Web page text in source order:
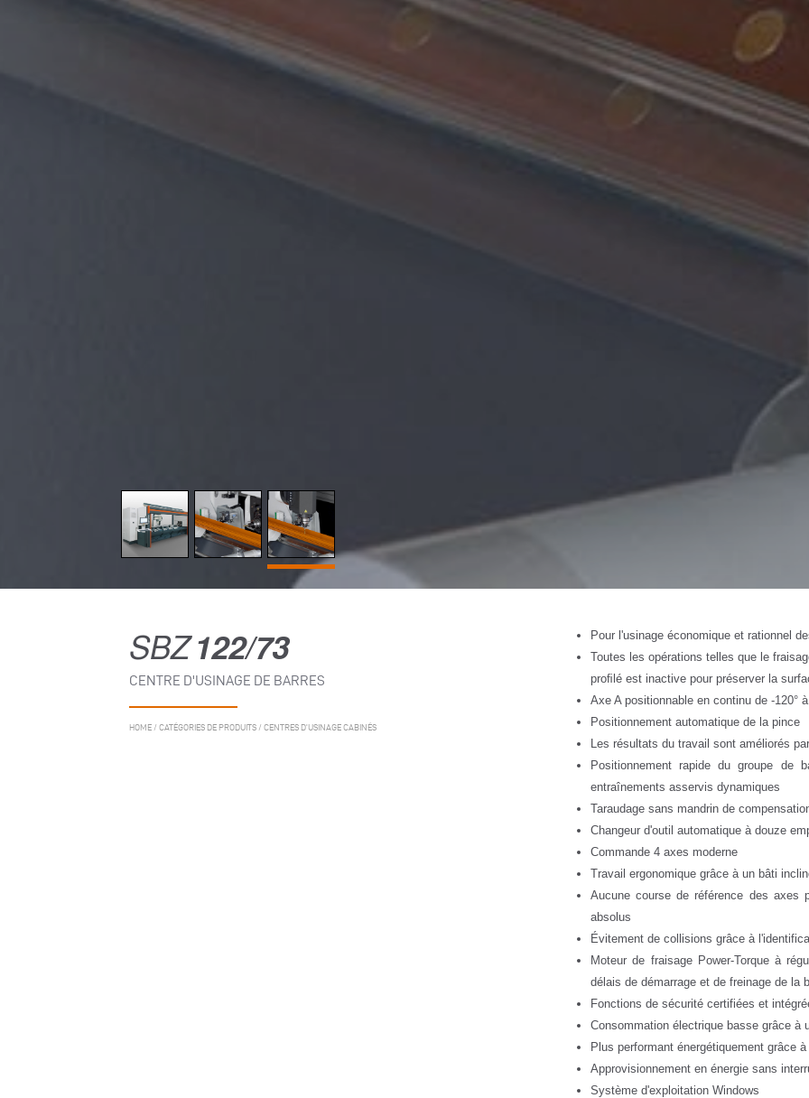
SBZ122/73
CENTRE D'USINAGE DE BARRES
HOME / CATÉGORIES DE PRODUITS / CENTRES D'USINAGE CABINÉS
Pour l'usinage économique et rationnel
Toutes les opérations telles que le
proﬁlé est inactive pour préserver la
Axe A positionnable en continu de -120°
Positionnement automatique de la pince
Les résultats du travail sont améliorés
Positionnement rapide du groupe de
entraînements asservis dynamiques
Taraudage sans mandrin de
Changeur d'outil automatique à douze
Commande 4 axes moderne
Travail ergonomique grâce à un bâti
Aucune course de référence des axes
absolus
Évitement de collisions grâce à
Moteur de fraisage Power-Torque à
délais de démarrage et de freinage de la
Fonctions de sécurité certifiées et
Consommation électrique basse grâce à
Plus performant énergétiquement grâce
Approvisionnement en énergie sans
Système d'exploitation Windows